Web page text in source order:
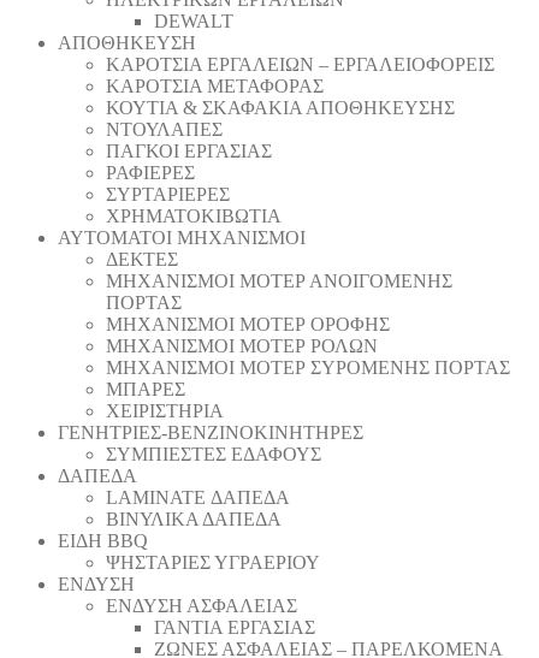
DEWALT
ΑΠΟΘΗΚΕΥΣΗ
ΚΑΡΟΤΣΙΑ ΕΡΓΑΛΕΙΩΝ – ΕΡΓΑΛΕΙΟΦΟΡΕΙΣ
ΚΑΡΟΤΣΙΑ ΜΕΤΑΦΟΡΑΣ
ΚΟΥΤΙΑ & ΣΚΑΦΑΚΙΑ ΑΠΟΘΗΚΕΥΣΗΣ
ΝΤΟΥΛΑΠΕΣ
ΠΑΓΚΟΙ ΕΡΓΑΣΙΑΣ
ΡΑΦΙΕΡΕΣ
ΣΥΡΤΑΡΙΕΡΕΣ
ΧΡΗΜΑΤΟΚΙΒΩΤΙΑ
ΑΥΤΟΜΑΤΟΙ ΜΗΧΑΝΙΣΜΟΙ
ΔΕΚΤΕΣ
ΜΗΧΑΝΙΣΜΟΙ ΜΟΤΕΡ ΑΝΟΙΓΟΜΕΝΗΣ
ΠΟΡΤΑΣ
ΜΗΧΑΝΙΣΜΟΙ ΜΟΤΕΡ ΟΡΟΦΗΣ
ΜΗΧΑΝΙΣΜΟΙ ΜΟΤΕΡ ΡΟΛΩΝ
ΜΗΧΑΝΙΣΜΟΙ ΜΟΤΕΡ ΣΥΡΟΜΕΝΗΣ ΠΟΡΤΑΣ
ΜΠΑΡΕΣ
ΧΕΙΡΙΣΤΗΡΙΑ
ΓΕΝΗΤΡΙΕΣ-ΒΕΝΖΙΝΟΚΙΝΗΤΗΡΕΣ
ΣΥΜΠΙΕΣΤΕΣ ΕΔΑΦΟΥΣ
ΔΑΠΕΔΑ
LAMINATE ΔΑΠΕΔΑ
ΒΙΝΥΛΙΚΑ ΔΑΠΕΔΑ
ΕΙΔΗ BBQ
ΨΗΣΤΑΡΙΕΣ ΥΓΡΑΕΡΙΟΥ
ΕΝΔΥΣΗ
ΕΝΔΥΣΗ ΑΣΦΑΛΕΙΑΣ
ΓΑΝΤΙΑ ΕΡΓΑΣΙΑΣ
ΖΩΝΕΣ ΑΣΦΑΛΕΙΑΣ – ΠΑΡΕΛΚΟΜΕΝΑ